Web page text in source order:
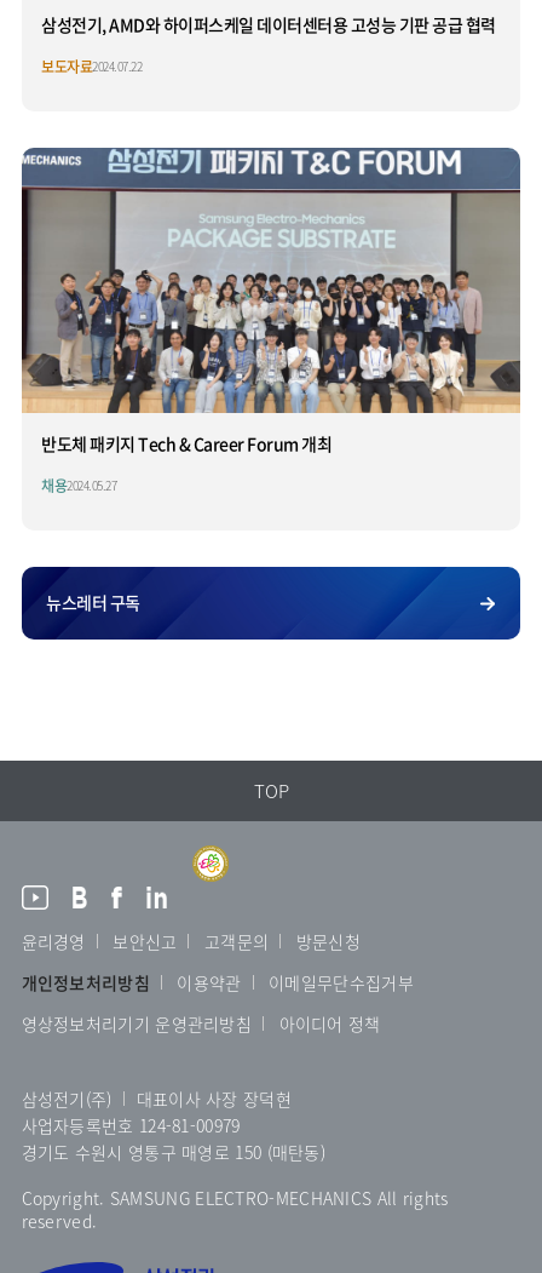
삼성전기, AMD와 하이퍼스케일 데이터센터용 고성능 기판 공급 협력
보도자료2024.07.22
반도체 패키지 Tech & Career Forum 개최
채용2024.05.27
뉴스레터 구독
TOP
윤리경영 보안신고 고객문의
방문신청
개인정보처리방침
이용약관
이메일무단수집거부
영상정보처리기기 운영관리방침
아이디어 정책
삼성전기(주)
대표이사 사장 장덕현
사업자등록번호 124-81-00979
경기도 수원시 영통구 매영로 150 (매탄동)
Copyright. SAMSUNG ELECTRO-MECHANICS All rights
reserved.